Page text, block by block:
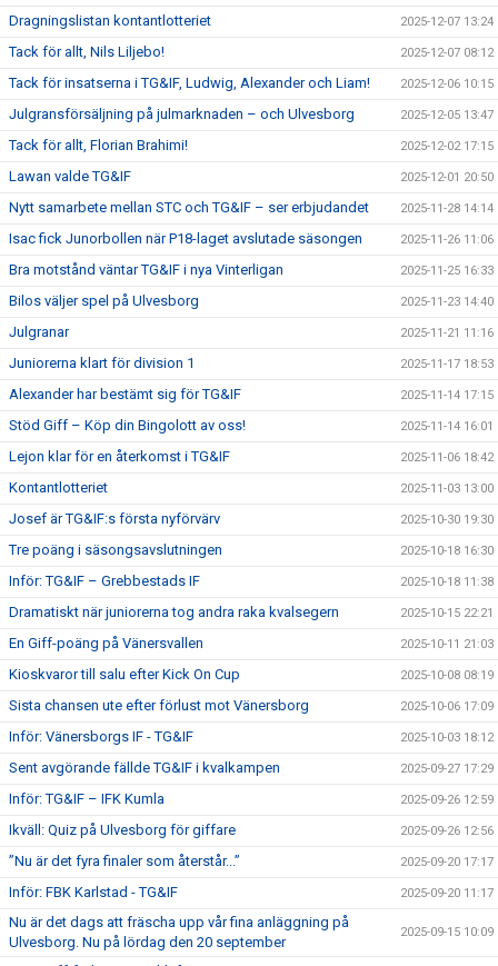
Dragningslistan kontantlotteriet 2025-12-07 13:24
Tack för allt, Nils Liljebo! 2025-12-07 08:12
Tack för insatserna i TG&IF, Ludwig, Alexander och Liam! 2025-12-06 10:15
Julgransförsäljning på julmarknaden – och Ulvesborg 2025-12-05 13:47
Tack för allt, Florian Brahimi! 2025-12-02 17:15
Lawan valde TG&IF 2025-12-01 20:50
Nytt samarbete mellan STC och TG&IF – ser erbjudandet 2025-11-28 14:14
Isac fick Junorbollen när P18-laget avslutade säsongen 2025-11-26 11:06
Bra motstånd väntar TG&IF i nya Vinterligan 2025-11-25 16:33
Bilos väljer spel på Ulvesborg 2025-11-23 14:40
Julgranar 2025-11-21 11:16
Juniorerna klart för division 1 2025-11-17 18:53
Alexander har bestämt sig för TG&IF 2025-11-14 17:15
Stöd Giff – Köp din Bingolott av oss! 2025-11-14 16:01
Lejon klar för en återkomst i TG&IF 2025-11-06 18:42
Kontantlotteriet 2025-11-03 13:00
Josef är TG&IF:s första nyförvärv 2025-10-30 19:30
Tre poäng i säsongsavslutningen 2025-10-18 16:30
Inför: TG&IF – Grebbestads IF 2025-10-18 11:38
Dramatiskt när juniorerna tog andra raka kvalsegern 2025-10-15 22:21
En Giff-poäng på Vänersvallen 2025-10-11 21:03
Kioskvaror till salu efter Kick On Cup 2025-10-08 08:19
Sista chansen ute efter förlust mot Vänersborg 2025-10-06 17:09
Inför: Vänersborgs IF - TG&IF 2025-10-03 18:12
Sent avgörande fällde TG&IF i kvalkampen 2025-09-27 17:29
Inför: TG&IF – IFK Kumla 2025-09-26 12:59
Ikväll: Quiz på Ulvesborg för giffare 2025-09-26 12:56
”Nu är det fyra finaler som återstår...” 2025-09-20 17:17
Inför: FBK Karlstad - TG&IF 2025-09-20 11:17
Nu är det dags att fräscha upp vår fina anläggning på
Ulvesborg. Nu på lördag den 20 september
2025-09-15 10:09